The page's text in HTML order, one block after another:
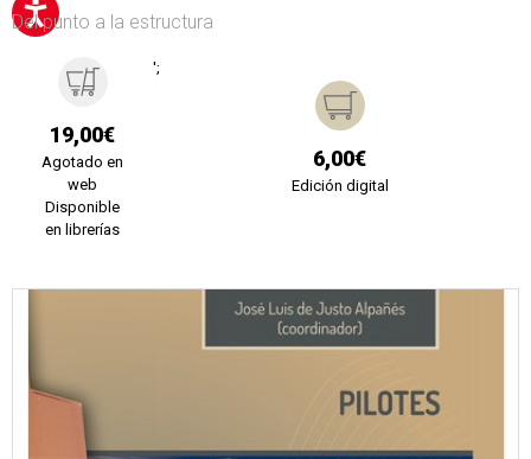
Del punto a la estructura
19,00€
Agotado en
web
Disponible
en librerías
';
6,00€
Edición digital